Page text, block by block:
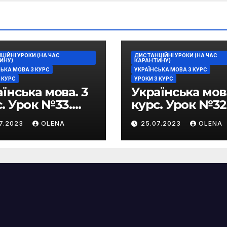
УРОКИ (НА ЧАС
МОВА 3 КУРС
КУРС
мова. 3
Урок №33.
OLENA
ДИСТАНЦІЙНІ УРОКИ (НА ЧАС
КАРАНТИНУ)
УКРАЇНСЬКА МОВА 3 КУРС
УРОКИ 3 КУРС
Українська
курс. Урок
Стилістичне
забарвлення
25.07.2023 OLENA